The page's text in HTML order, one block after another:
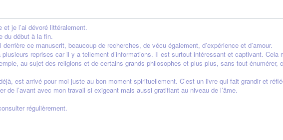
je l’ai dévoré littéralement.
du début à la fin.
ce manuscrit, beaucoup de recherches, de vécu également, d’expérience et d’amour.
plusieurs reprises car il y a tellement d’informations. Il est surtout intéressant et captivant. Cela
au sujet des religions et de certains grands philosophes et plus plus, sans tout énumérer,
est arrivé pour moi juste au bon moment spirituellement. C’est un livre qui fait grandir et
de l’avant avec mon travail si exigeant mais aussi gratifiant au niveau de l’âme.
régulièrement.